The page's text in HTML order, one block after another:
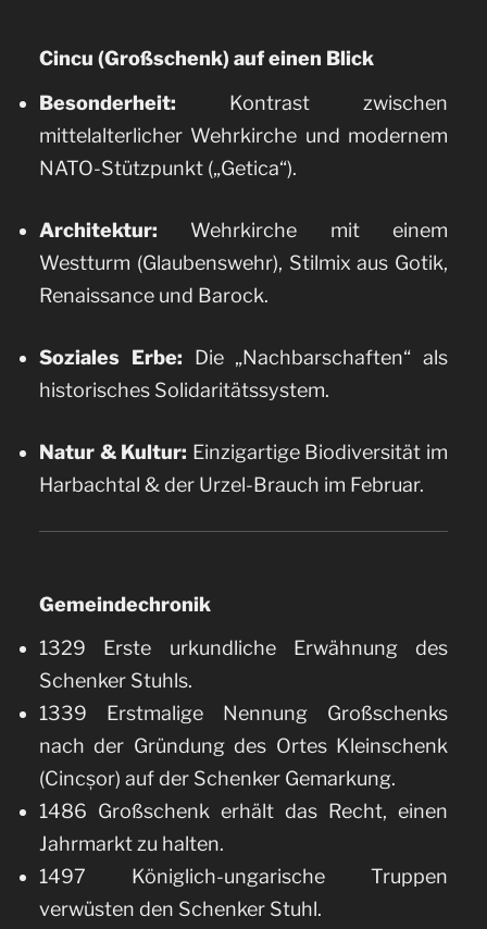
Cincu (Großschenk) auf einen Blick
Besonderheit: Kontrast zwischen
mittelalterlicher Wehrkirche und modernem
NATO-Stützpunkt („Getica“).
Architektur: Wehrkirche mit einem
Westturm (Glaubenswehr), Stilmix aus Gotik,
Renaissance und Barock.
Soziales Erbe: Die „Nachbarschaften“ als
historisches Solidaritätssystem.
Natur & Kultur: Einzigartige Biodiversität im
Harbachtal & der Urzel-Brauch im Februar.
Gemeindechronik
1329 Erste urkundliche Erwähnung des
Schenker Stuhls.
1339 Erstmalige Nennung Großschenks
nach der Gründung des Ortes Kleinschenk
(Cincșor) auf der Schenker Gemarkung.
1486 Großschenk erhält das Recht, einen
Jahrmarkt zu halten.
1497 Königlich-ungarische Truppen
verwüsten den Schenker Stuhl.